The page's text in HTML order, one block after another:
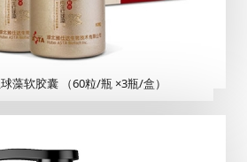
藻软胶囊 （60粒/瓶 ×3瓶/盒）